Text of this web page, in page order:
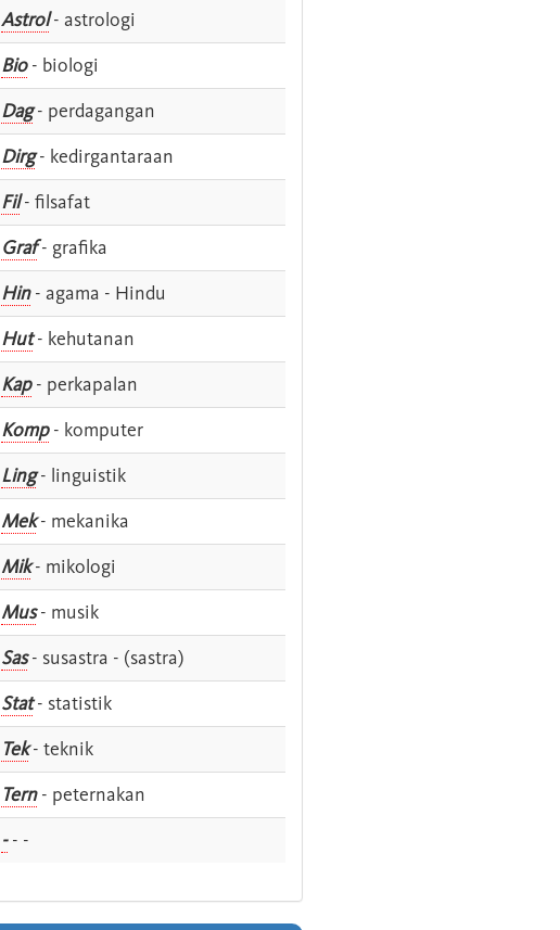
Astrol- astrologi
Bio- biologi
Dag- perdagangan
Dirg- kedirgantaraan
Fil- filsafat
Graf- grafika
Hin- agama - Hindu
Hut- kehutanan
Kap- perkapalan
Komp- komputer
Ling- linguistik
Mek- mekanika
Mik- mikologi
Mus- musik
Sas- susastra - (sastra)
Stat- statistik
Tek- teknik
Tern- peternakan
-- -